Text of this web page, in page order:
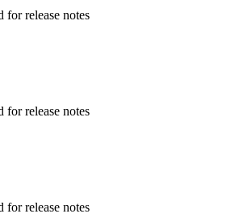
release notes
release notes
release notes